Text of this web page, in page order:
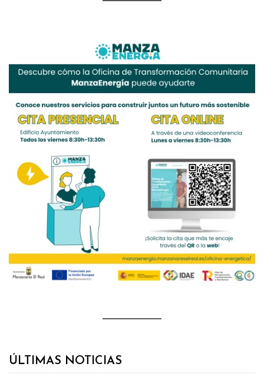
ÚLTIMAS NOTICIAS